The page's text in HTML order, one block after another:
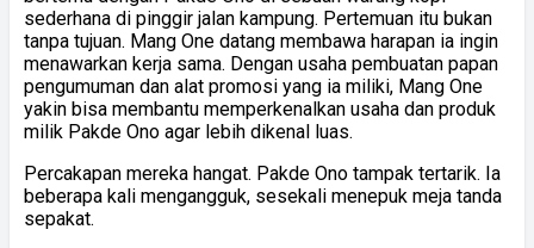
sederhana di pinggir jalan kampung. Pertemuan itu bukan
tanpa tujuan. Mang One datang membawa harapan ia ingin
menawarkan kerja sama. Dengan usaha pembuatan papan
pengumuman dan alat promosi yang ia miliki, Mang One
yakin bisa membantu memperkenalkan usaha dan produk
milik Pakde Ono agar lebih dikenal luas.
Percakapan mereka hangat. Pakde Ono tampak tertarik. Ia
beberapa kali mengangguk, sesekali menepuk meja tanda
sepakat.